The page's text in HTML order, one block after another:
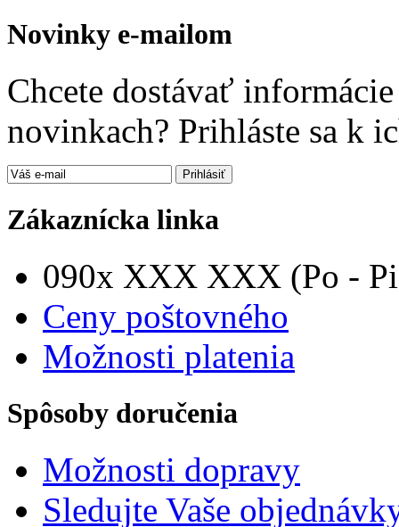
Novinky e-mailom
Chcete dostávať
novinkach? Prihláste sa k
Zákaznícka linka
090x XXX XXX (Po -
Ceny poštovného
Možnosti platenia
Spôsoby doručenia
Možnosti dopravy
Sledujte Vaše